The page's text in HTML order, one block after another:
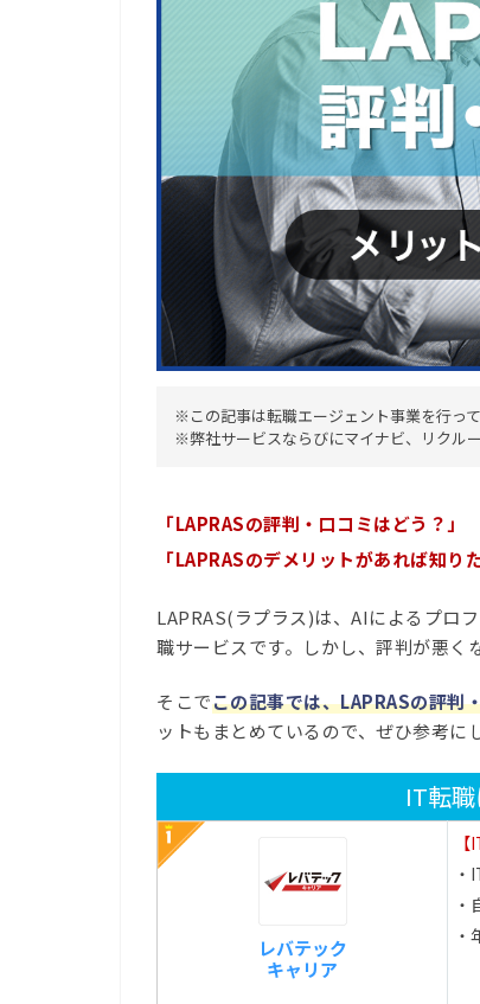
※この記事は転職エージェント事業を行っ
※弊社サービスならびにマイナビ、リクル
「LAPRASの評判・口コミはどう？」
「LAPRASのデメリットがあれば知りた
LAPRAS(ラプラス)は、AIによるプロ
職サービスです。しかし、評判が悪く
そこでこの記事では、LAPRASの評判
ットもまとめているので、ぜひ参考に
IT転
レバテック
キャリア
・
・
・